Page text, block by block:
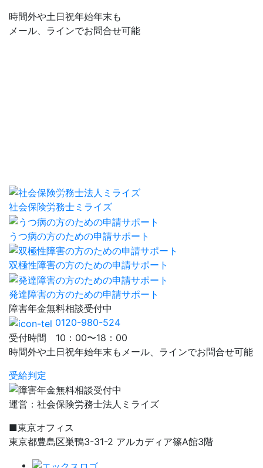
時間外や土日祝年始年末も
メール、ラインでお問合せ可能
社会保険労務士ミライズ
うつ病の方のための申請サポート
双極性障害の方のための申請サポート
発達障害の方のための申請サポート
障害年金無料相談受付中
0120-980-524
受付時間 10：00〜18：00
時間外や土日祝年始年末もメール、ラインでお問合せ可能
受給判定
運営：社会保険労務士法人ミライズ
■東京オフィス
東京都豊島区巣鴨3-31-2 アルカディア篠A館3階